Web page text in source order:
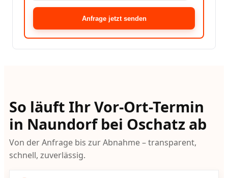
Anfrage jetzt senden
So läuft Ihr Vor-Ort-Termin
in Naundorf bei Oschatz ab
Von der Anfrage bis zur Abnahme – transparent,
schnell, zuverlässig.